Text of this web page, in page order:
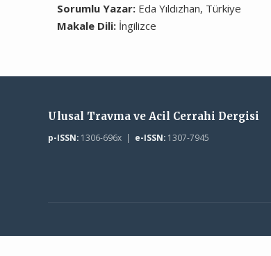
Sorumlu Yazar: Eda Yıldızhan, Türkiye
Makale Dili: İngilizce
Ulusal Travma ve Acil Cerrahi Dergisi
p-ISSN:1306-696x | e-ISSN:1307-7945